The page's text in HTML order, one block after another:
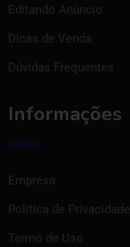
Editando Anúncio
Dicas de Venda
Dúvidas Frequentes
Informações
Empresa
Política de Privacidade
Termo de Uso